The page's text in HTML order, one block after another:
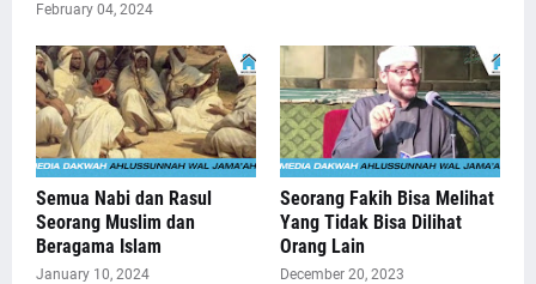
February 04, 2024
Semua Nabi dan Rasul
Seorang Muslim dan
Beragama Islam
January 10, 2024
Seorang Fakih Bisa Melihat
Yang Tidak Bisa Dilihat
Orang Lain
December 20, 2023